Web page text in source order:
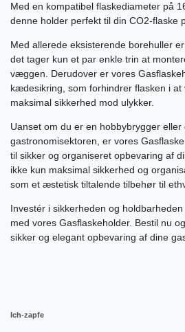
Med en kompatibel flaskediameter på
denne holder perfekt til din CO2-flaske
Med allerede eksisterende borehuller
det tager kun et par enkle trin at
væggen. Derudover er vores
kædesikring, som forhindrer flasken i
maksimal sikkerhed mod ulykker.
Uanset om du er en hobbybrygger eller
gastronomisektoren, er vores
til sikker og organiseret opbevaring af
ikke kun maksimal sikkerhed og
som et æstetisk tiltalende tilbehør til
Investér i sikkerheden og
med vores Gasflaskeholder. Bestil nu
sikker og elegant opbevaring af dine
Ich-zapfe